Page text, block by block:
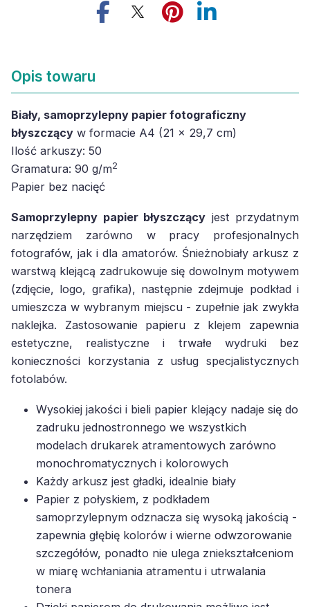
Opis towaru
Biały, samoprzylepny papier fotograficzny
błyszczący w formacie A4 (21 x 29,7 cm)
Ilość arkuszy: 50
Gramatura: 90 g/m2
Papier bez nacięć
Samoprzylepny papier błyszczący jest przydatnym
narzędziem zarówno w pracy profesjonalnych
fotografów, jak i dla amatorów. Śnieżnobiały arkusz z
warstwą klejącą zadrukowuje się dowolnym motywem
(zdjęcie, logo, grafika), następnie zdejmuje podkład i
umieszcza w wybranym miejscu - zupełnie jak zwykła
naklejka. Zastosowanie papieru z klejem zapewnia
estetyczne, realistyczne i trwałe wydruki bez
konieczności korzystania z usług specjalistycznych
fotolabów.
Wysokiej jakości i bieli papier klejący nadaje się do
zadruku jednostronnego we wszystkich
modelach drukarek atramentowych zarówno
monochromatycznych i kolorowych
Każdy arkusz jest gładki, idealnie biały
Papier z połyskiem, z podkładem
samoprzylepnym odznacza się wysoką jakością -
zapewnia głębię kolorów i wierne odwzorowanie
szczegółów, ponadto nie ulega zniekształceniom
w miarę wchłaniania atramentu i utrwalania
tonera